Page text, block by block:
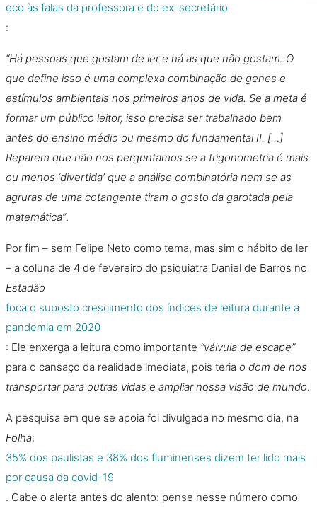
eco às falas da professora e do ex-secretário
:
“Há pessoas que gostam de ler e há as que não gostam. O
que define isso é uma complexa combinação de genes e
estímulos ambientais nos primeiros anos de vida. Se a meta é
formar um público leitor, isso precisa ser trabalhado bem
antes do ensino médio ou mesmo do fundamental II. […]
Reparem que não nos perguntamos se a trigonometria é mais
ou menos ‘divertida’ que a análise combinatória nem se as
agruras de uma cotangente tiram o gosto da garotada pela
matemática”.
Por fim – sem Felipe Neto como tema, mas sim o hábito de ler
– a coluna de 4 de fevereiro do psiquiatra Daniel de Barros no
Estadão
foca o suposto crescimento dos índices de leitura durante a
pandemia em 2020
: Ele enxerga a leitura como importante “válvula de escape”
para o cansaço da realidade imediata, pois teria o dom de nos
transportar para outras vidas e ampliar nossa visão de mundo.
A pesquisa em que se apoia foi divulgada no mesmo dia, na
Folha:
35% dos paulistas e 38% dos fluminenses dizem ter lido mais
por causa da covid-19
. Cabe o alerta antes do alento: pense nesse número como